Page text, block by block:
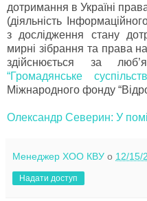
дотримання в Україні
(діяльність
з дослідження стану
мирні зібрання та права
здійснюється за
“Громадянське
Міжнародного фонду
Олександр Северин: У
Менеджер ХОО КВУ о 12/15/
Надати доступ